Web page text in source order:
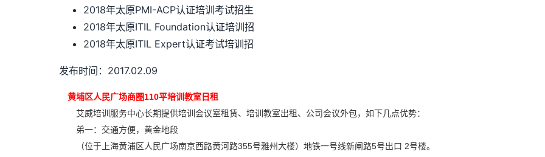
2018年太原PMI-ACP认证培训考试招生
2018年太原ITIL Foundation认证培训招
2018年太原ITIL Expert认证考试培训招
发布时间：2017.02.09
黄埔区人民广场商圈110平培训教室日租
艾威培训服务中心长期提供培训会议室租赁、培训教室出租、公司会议外包，如下几点优势：
弟一：交通方便，黄金地段
（位于上海黄浦区人民广场南京西路黄河路355号雅州大楼）地铁一号线新闸路5号出口 2号楼。